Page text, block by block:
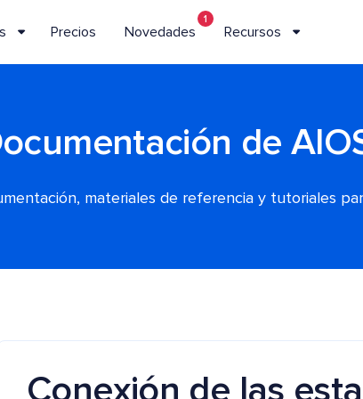
Precios Novedades
1
Recursos
de
materiales de referencia y tutoriales
Conexión de las